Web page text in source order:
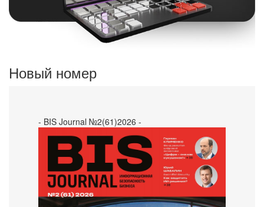
Новый номер
- BIS Journal №2(61)2026 -